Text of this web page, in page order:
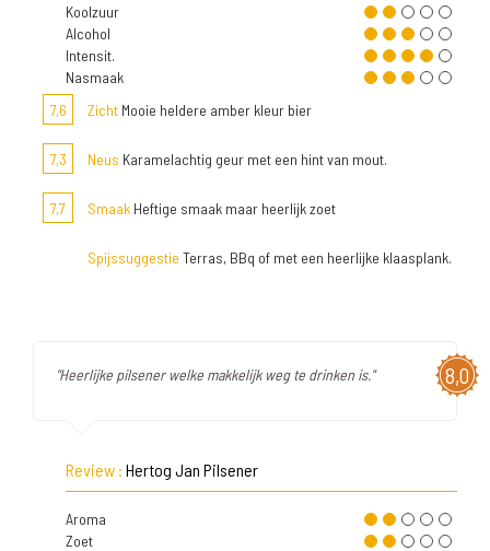
Koolzuur
Alcohol
Intensit.
Nasmaak
7,6
Zicht Mooie heldere amber kleur bier
7,3 Neus Karamelachtig geur met een hint van mout.
7,7 Smaak Heftige smaak maar heerlijk zoet
Spijssuggestie Terras, BBq of met een heerlijke klaasplank.
8,0
"Heerlijke pilsener welke makkelijk weg te drinken is."
Review : Hertog Jan Pilsener
Aroma
Zoet